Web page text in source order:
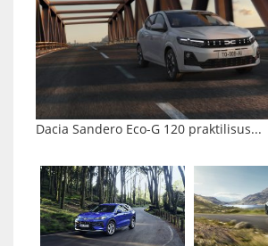
Dacia Sandero Eco-G 120 praktilisus...